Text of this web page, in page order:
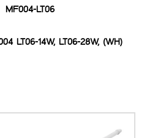
MF004-LT06
LT06-14W, LT06-28W, (WH)